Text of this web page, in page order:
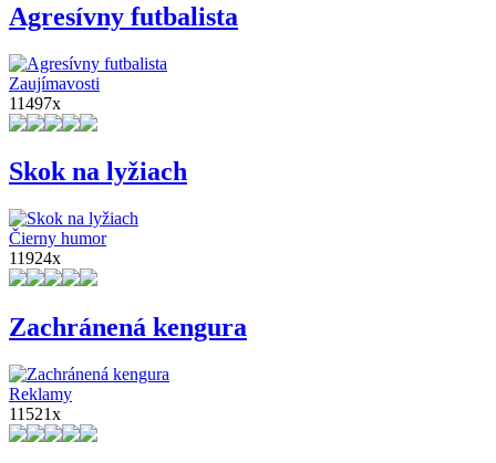
Agresívny futbalista
Zaujímavosti
11497x
Skok na lyžiach
Čierny humor
11924x
Zachránená kengura
Reklamy
11521x